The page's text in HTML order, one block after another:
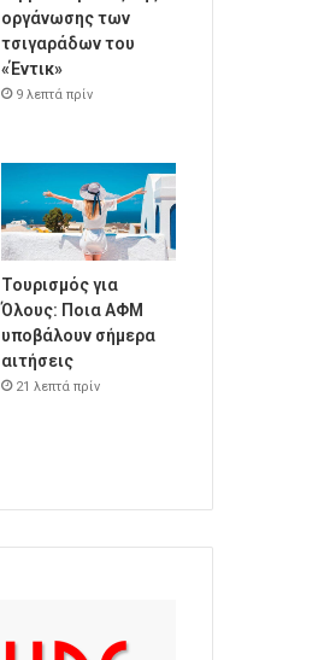
οργάνωσης των
τσιγαράδων του
«Έντικ»
9 λεπτά πρίν
Τουρισμός για
Όλους: Ποια ΑΦΜ
υποβάλουν σήμερα
αιτήσεις
21 λεπτά πρίν